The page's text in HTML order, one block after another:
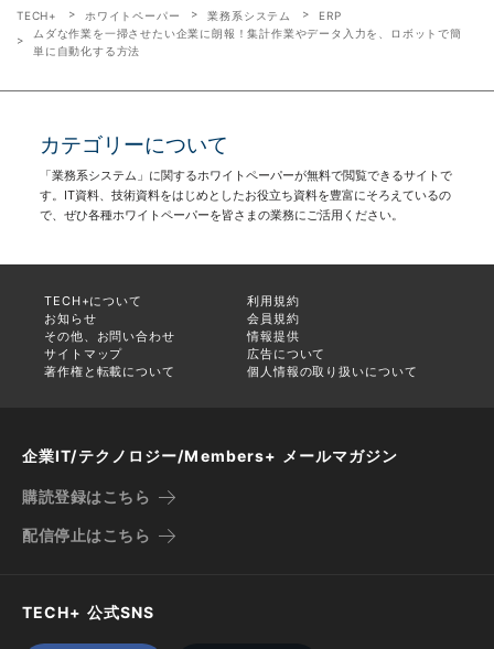
TECH+ ホワイトペーパー 業務系システム
ERP
ムダな作業を一掃させたい企業に朗報！集計作業やデータ入力を、ロボットで簡
単に自動化する方法
カテゴリーについて
「業務系システム」に関するホワイトペーパーが無料で閲覧できるサイトで
す。IT資料、技術資料をはじめとしたお役立ち資料を豊富にそろえているの
で、ぜひ各種ホワイトペーパーを皆さまの業務にご活用ください。
TECH+について
利用規約
お知らせ
会員規約
その他、お問い合わせ
情報提供
サイトマップ
広告について
著作権と転載について
個人情報の取り扱いについて
企業IT/テクノロジー/Members+ メールマガジン
購読登録はこちら
配信停止はこちら
TECH+ 公式SNS